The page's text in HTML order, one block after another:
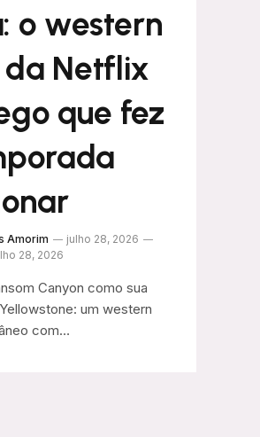
o western
Netflix
que fez
Amorim
julho 28, 2026
28, 2026
Canyon como sua
um western
com…